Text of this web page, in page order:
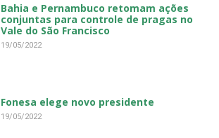
Bahia e Pernambuco retomam ações
conjuntas para controle de pragas no
Vale do São Francisco
19/05/2022
Fonesa elege novo presidente
19/05/2022